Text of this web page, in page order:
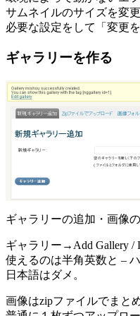
サムネイルのサイズを変
必要な設定をして「変更
ギャラリーを作る
ギャラリーの追加・画像
ギャラリー→Add Gallery /
使えるのは半角英数と –
日本語はダメ。
画像はzipファイルでまと